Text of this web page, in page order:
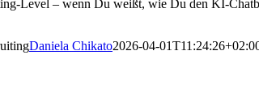
Level – wenn Du weißt, wie Du den KI-
Daniela Chikato2026-04-